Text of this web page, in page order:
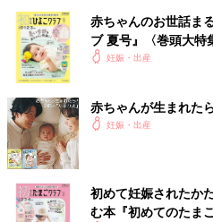
赤ちゃんのお世話ま
ブ 夏号』〈巻頭大特
く！ おっぱい・ミル
妊娠・出産
赤ちゃんが生まれた
妊娠・出産
初めて妊娠されたか
む本『初めてのたま